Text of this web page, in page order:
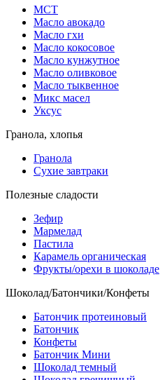
МСТ
Масло авокадо
Масло гхи
Масло кокосовое
Масло кунжутное
Масло оливковое
Масло тыквенное
Микс масел
Уксус
Гранола, хлопья
Гранола
Сухие завтраки
Полезные сладости
Зефир
Мармелад
Пастила
Карамель органическая
Фрукты/орехи в шоколаде
Шоколад/Батончики/Конфеты
Батончик протеиновый
Батончик
Конфеты
Батончик Мини
Шоколад темный